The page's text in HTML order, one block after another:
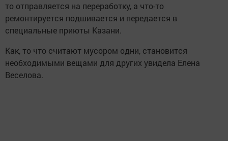
то отправляется на переработку, а что-то
ремонтируется подшивается и передается в
специальные приюты Казани.
Как, то что считают мусором одни, становится
необходимыми вещами для других увидела Елена
Веселова.